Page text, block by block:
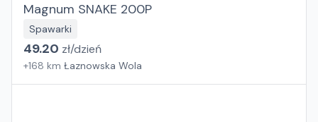
Magnum SNAKE 200P
Spawarki
49.20 zł/dzień
+168 km Łaznowska Wola